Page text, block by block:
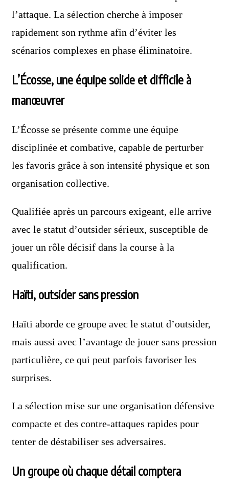
l’attaque. La sélection cherche à imposer
rapidement son rythme afin d’éviter les
scénarios complexes en phase éliminatoire.
L’Écosse, une équipe solide et difficile à
manœuvrer
L’Écosse se présente comme une équipe
disciplinée et combative, capable de perturber
les favoris grâce à son intensité physique et son
organisation collective.
Qualifiée après un parcours exigeant, elle arrive
avec le statut d’outsider sérieux, susceptible de
jouer un rôle décisif dans la course à la
qualification.
Haïti, outsider sans pression
Haïti aborde ce groupe avec le statut d’outsider,
mais aussi avec l’avantage de jouer sans pression
particulière, ce qui peut parfois favoriser les
surprises.
La sélection mise sur une organisation défensive
compacte et des contre-attaques rapides pour
tenter de déstabiliser ses adversaires.
Un groupe où chaque détail comptera